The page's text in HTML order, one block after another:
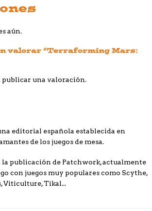
aún.
valorar “Terraforming Mars:
publicar una valoración.
editorial española establecida en
de los juegos de mesa.
la publicación de Patchwork, actualmente
con juegos muy populares como Scythe,
Viticulture, Tikal...